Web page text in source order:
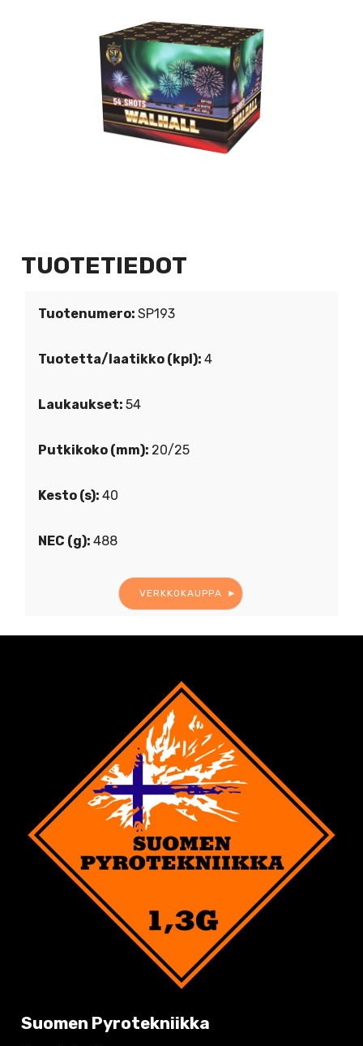
TUOTETIEDOT
Tuotenumero:SP193
Tuotetta/laatikko (kpl):4
Laukaukset:54
Putkikoko (mm): 20/25
Kesto (s):40
NEC (g):488
VERKKOKAUPPA
Suomen Pyrotekniikka